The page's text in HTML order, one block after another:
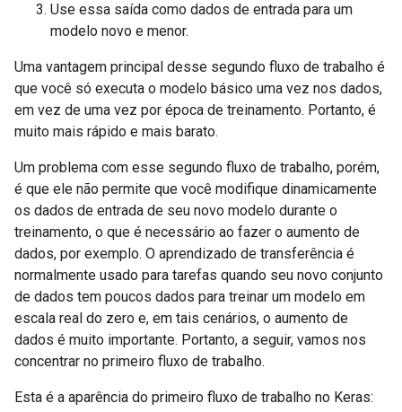
Use essa saída como dados de entrada para um
modelo novo e menor.
Uma vantagem principal desse segundo fluxo de trabalho é
que você só executa o modelo básico uma vez nos dados,
em vez de uma vez por época de treinamento. Portanto, é
muito mais rápido e mais barato.
Um problema com esse segundo fluxo de trabalho, porém,
é que ele não permite que você modifique dinamicamente
os dados de entrada de seu novo modelo durante o
treinamento, o que é necessário ao fazer o aumento de
dados, por exemplo. O aprendizado de transferência é
normalmente usado para tarefas quando seu novo conjunto
de dados tem poucos dados para treinar um modelo em
escala real do zero e, em tais cenários, o aumento de
dados é muito importante. Portanto, a seguir, vamos nos
concentrar no primeiro fluxo de trabalho.
Esta é a aparência do primeiro fluxo de trabalho no Keras: